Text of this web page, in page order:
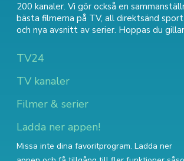
200 kanaler. Vi gör också en
bästa filmerna på TV, all direktsänd sport
och nya avsnitt av serier. Hoppas du
TV24
TV kanaler
Filmer & serier
Ladda ner appen!
Missa inte dina favoritprogram. Ladda ner